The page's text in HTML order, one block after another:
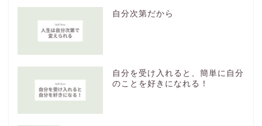
自分次第だから
自分を受け入れると、簡単に自分
のことを好きになれる！